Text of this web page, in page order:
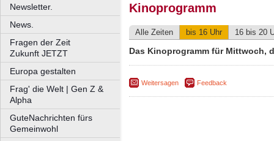
Newsletter.
News.
Fragen der Zeit
Zukunft JETZT
Europa gestalten
Frag' die Welt | Gen Z &
Alpha
GuteNachrichten fürs
Gemeinwohl
Kinoprogramm
Alle Zeiten bis 16 Uhr 16 bis 20
Das Kinoprogramm für Mittwoch,
Weitersagen Feedback